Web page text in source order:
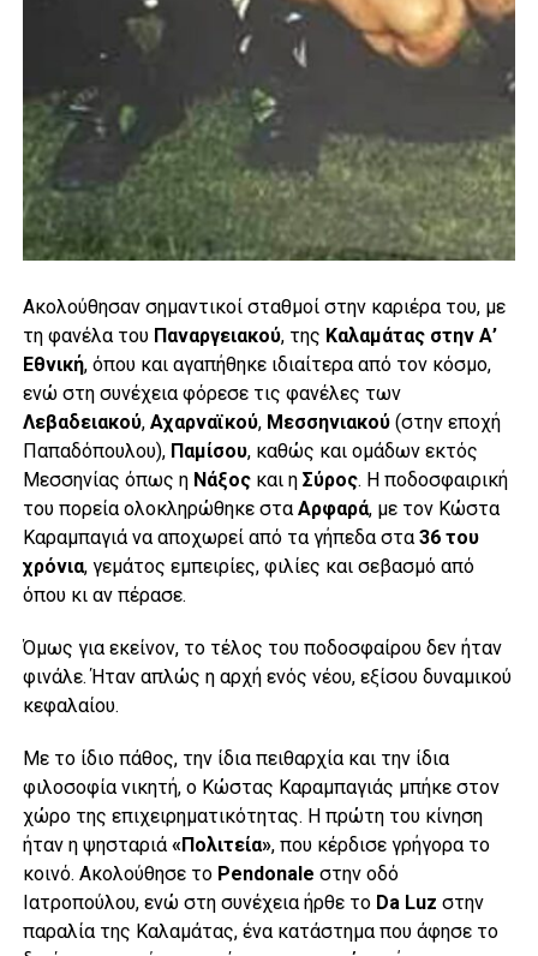
Ακολούθησαν σημαντικοί σταθμοί στην καριέρα του, με
τη φανέλα του Παναργειακού, της Καλαμάτας στην Α’
Εθνική, όπου και αγαπήθηκε ιδιαίτερα από τον κόσμο,
ενώ στη συνέχεια φόρεσε τις φανέλες των
Λεβαδειακού, Αχαρναϊκού, Μεσσηνιακού(στην εποχή
Παπαδόπουλου), Παμίσου, καθώς και ομάδων εκτός
Μεσσηνίας όπως η Νάξοςκαι η Σύρος. Η ποδοσφαιρική
του πορεία ολοκληρώθηκε σταΑρφαρά, με τον Κώστα
Καραμπαγιά να αποχωρεί από τα γήπεδα στα36 του
χρόνια, γεμάτος εμπειρίες, φιλίες και σεβασμό από
όπου κι αν πέρασε.
Όμως για εκείνον, το τέλος του ποδοσφαίρου δεν ήταν
φινάλε. Ήταν απλώς η αρχή ενός νέου, εξίσου δυναμικού
κεφαλαίου.
Με το ίδιο πάθος, την ίδια πειθαρχία και την ίδια
φιλοσοφία νικητή, ο Κώστας Καραμπαγιάς μπήκε στον
χώρο της επιχειρηματικότητας. Η πρώτη του κίνηση
ήταν η ψησταριά«Πολιτεία», που κέρδισε γρήγορα το
κοινό. Ακολούθησε το Pendonale στην οδό
Ιατροπούλου, ενώ στη συνέχεια ήρθε το Da Luz στην
παραλία της Καλαμάτας, ένα κατάστημα που άφησε το